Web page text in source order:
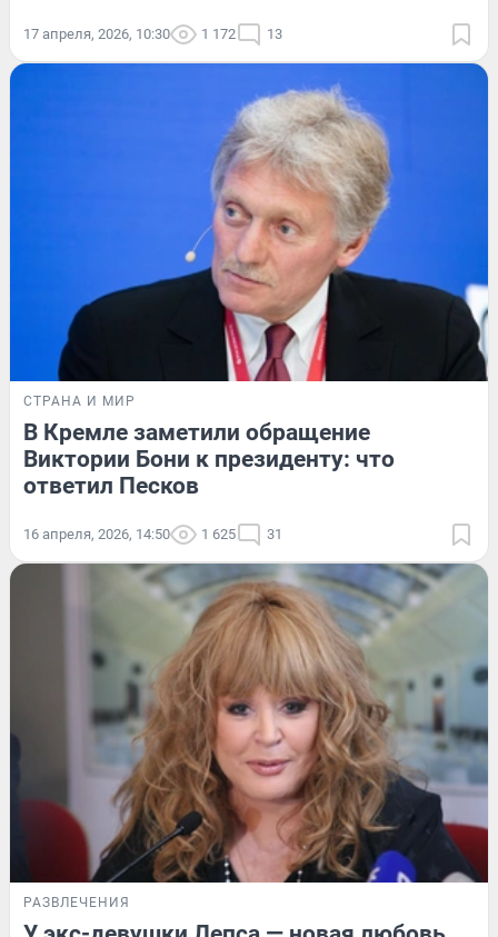
17 апреля, 2026, 10:30 1 172 13
СТРАНА И МИР
В Кремле заметили обращение
Виктории Бони к президенту: что
ответил Песков
16 апреля, 2026, 14:50 1 625 31
РАЗВЛЕЧЕНИЯ